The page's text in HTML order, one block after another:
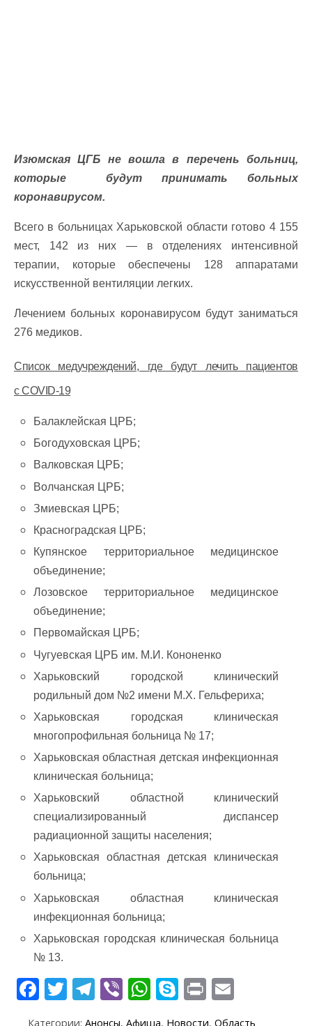
Изюмская ЦГБ не вошла в перечень больниц,
которые будут принимать больных
коронавирусом.
Всего в больницах Харьковской области готово 4 155
мест, 142 из них — в отделениях интенсивной
терапии, которые обеспечены 128 аппаратами
искусственной вентиляции легких.
Лечением больных коронавирусом будут заниматься
276 медиков.
Список медучреждений, где будут лечить пациентов
с COVID-19
Балаклейская ЦРБ;
Богодуховская ЦРБ;
Валковская ЦРБ;
Волчанская ЦРБ;
Змиевская ЦРБ;
Красноградская ЦРБ;
Купянское территориальное медицинское
объединение;
Лозовское территориальное медицинское
объединение;
Первомайская ЦРБ;
Чугуевская ЦРБ им. М.И. Кононенко
Харьковский городской клинический
родильный дом №2 имени М.Х. Гельфериха;
Харьковская городская клиническая
многопрофильная больница № 17;
Харьковская областная детская инфекционная
клиническая больница;
Харьковский областной клинический
специализированный диспансер
радиационной защиты населения;
Харьковская областная детская клиническая
больница;
Харьковская областная клиническая
инфекционная больница;
Харьковская городская клиническая больница
№ 13.
F T T Vi
b
W S Pr
in
Категории: Анонсы, Афиша, Новости, Область